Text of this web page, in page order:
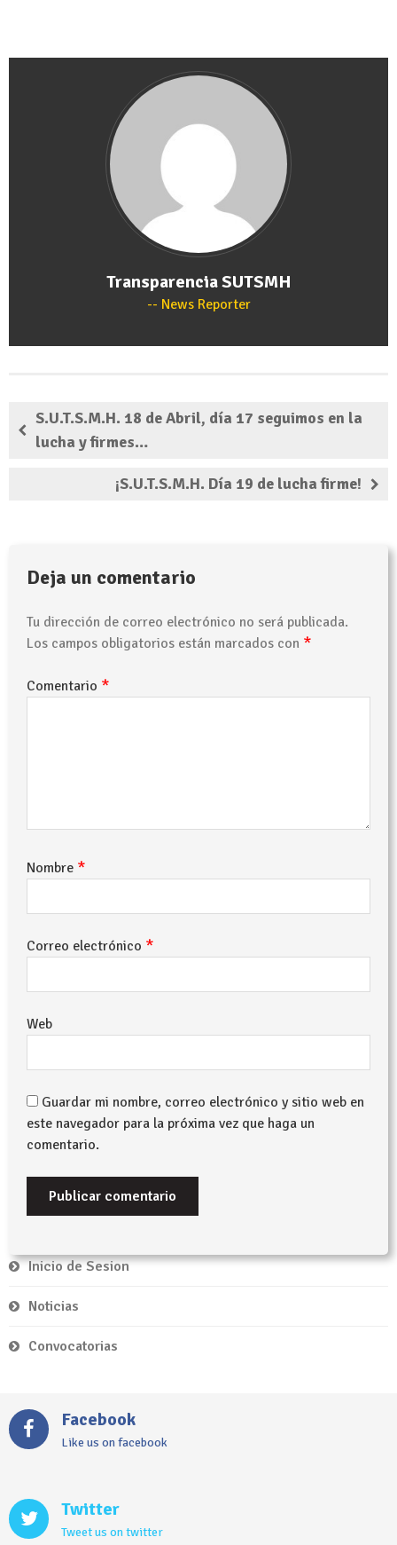
Transparencia SUTSMH
News Reporter
S.U.T.S.M.H. 18 de Abril, día 17 seguimos en la
lucha y firmes…
¡S.U.T.S.M.H. Día 19 de lucha firme!
Deja un comentario
Tu dirección de correo electrónico no será publicada.
Los campos obligatorios están marcados con *
Comentario *
Nombre *
Correo electrónico *
Web
Guardar mi nombre, correo electrónico y sitio web en
este navegador para la próxima vez que haga un
comentario.
Inicio de Sesion
Noticias
Convocatorias
Facebook
Like us on facebook
Twitter
Tweet us on twitter